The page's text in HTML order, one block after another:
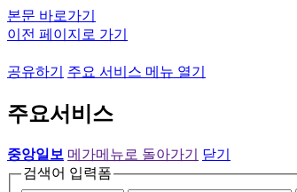
본문 바로가기
이전 페이지로 가기
공유하기 주요 서비스 메뉴 열기
주요서비스
중앙일보 메가메뉴로 돌아가기
닫기
검색어 입력폼